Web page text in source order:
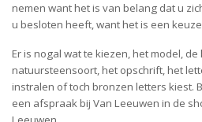
nemen want het is van belang dat u
u besloten heeft, want het is een
Er is nogal wat te kiezen, het model, de
natuursteensoort, het opschrift, het
instralen of toch bronzen letters kiest.
een afspraak bij Van Leeuwen in de